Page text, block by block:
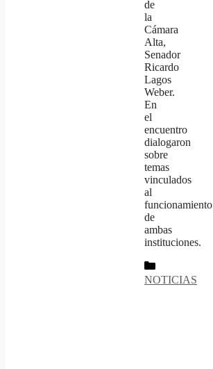
de
la
Cámara
Alta,
Senador
Ricardo
Lagos
Weber.
En
el
encuentro
dialogaron
sobre
temas
vinculados
al
funcionamiento
de
ambas
instituciones.
Categorías
NOTICIAS